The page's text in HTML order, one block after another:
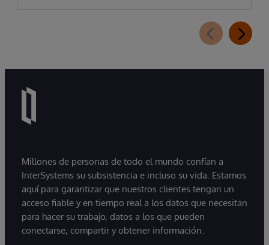
Millones de personas de todo el mundo confían a
InterSystems su subsistencia e incluso su vida. Estamos
aquí para garantizar que nuestros clientes tengan un
acceso fiable y en tiempo real a los datos que necesitan
para hacer su trabajo, datos a los que pueden
conectarse, compartir y obtener información.